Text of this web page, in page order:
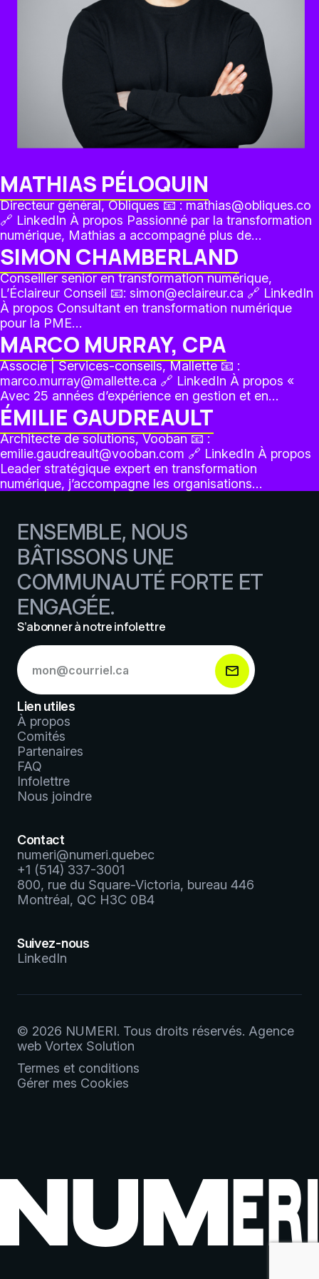
MATHIAS PÉLOQUIN
Directeur général, Obliques 📧 : mathias@obliques.co
🔗 LinkedIn À propos Passionné par la transformation
numérique, Mathias a accompagné plus de…
SIMON CHAMBERLAND
Conseiller senior en transformation numérique,
L’Éclaireur Conseil 📧: simon@eclaireur.ca 🔗 LinkedIn
À propos Consultant en transformation numérique
pour la PME…
MARCO MURRAY, CPA
Associé | Services-conseils, Mallette 📧 :
marco.murray@mallette.ca 🔗 LinkedIn À propos «
Avec 25 années d’expérience en gestion et en…
ÉMILIE GAUDREAULT
Architecte de solutions, Vooban 📧 :
emilie.gaudreault@vooban.com 🔗 LinkedIn À propos
Leader stratégique expert en transformation
numérique, j’accompagne les organisations…
ENSEMBLE, NOUS
BÂTISSONS UNE
COMMUNAUTÉ FORTE ET
ENGAGÉE.
S’abonner à notre infolettre
S’abonner
à
notre
infolettre
*
Lien utiles
À propos
Comités
Partenaires
FAQ
Infolettre
Nous joindre
Contact
numeri@numeri.quebec
+1 (514) 337-3001
800, rue du Square-Victoria, bureau 446
Montréal, QC H3C 0B4
Suivez-nous
LinkedIn
© 2026 NUMERI. Tous droits réservés. Agence
web Vortex Solution
Termes et conditions
Gérer mes Cookies